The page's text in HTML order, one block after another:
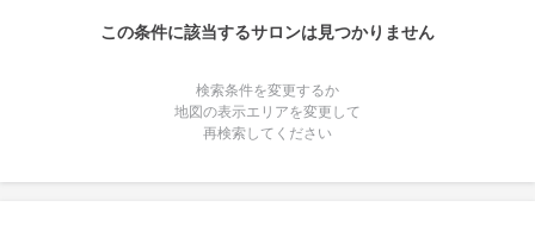
この条件に該当するサロンは見つかりません
検索条件を変更するか
地図の表示エリアを変更して
再検索してください